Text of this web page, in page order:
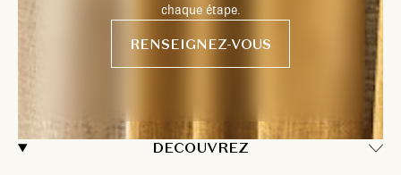
DECOUVREZ
chaque étape.
RENSEIGNEZ-VOUS